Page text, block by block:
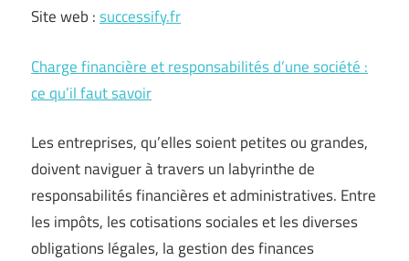
Site web :successify.fr
Charge financière et responsabilités d’une société :
ce qu’il faut savoir
Les entreprises, qu’elles soient petites ou grandes,
doivent naviguer à travers un labyrinthe de
responsabilités financières et administratives. Entre
les impôts, les cotisations sociales et les diverses
obligations légales, la gestion des finances